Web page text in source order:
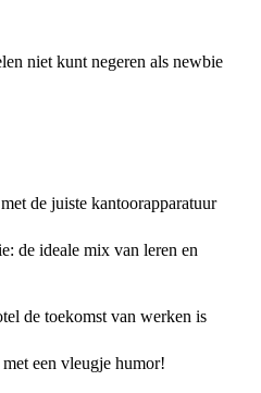
niet kunt negeren als newbie
de juiste kantoorapparatuur
de ideale mix van leren en
de toekomst van werken is
een vleugje humor!